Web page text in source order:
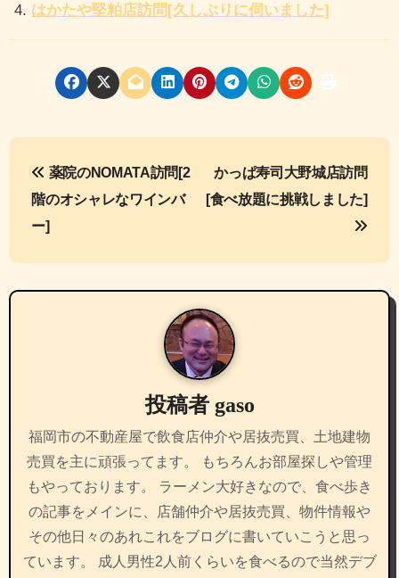
はかたや堅粕店訪問[久しぶりに伺いました]
投
稿
ナ
ビ
ゲ
ン
薬院のNOMATA訪問[2
階のオシャレなワインバ
ー]
かっぱ寿司大野城店訪問
[食べ放題に挑戦しました]
投稿者 gaso
福岡市の不動産屋で飲食店仲介や居抜売買、土地建物
売買を主に頑張ってます。 もちろんお部屋探しや管理
もやっております。 ラーメン大好きなので、食べ歩き
の記事をメインに、店舗仲介や居抜売買、物件情報や
その他日々のあれこれをブログに書いていこうと思っ
ています。 成人男性2人前くらいを食べるので当然デブ